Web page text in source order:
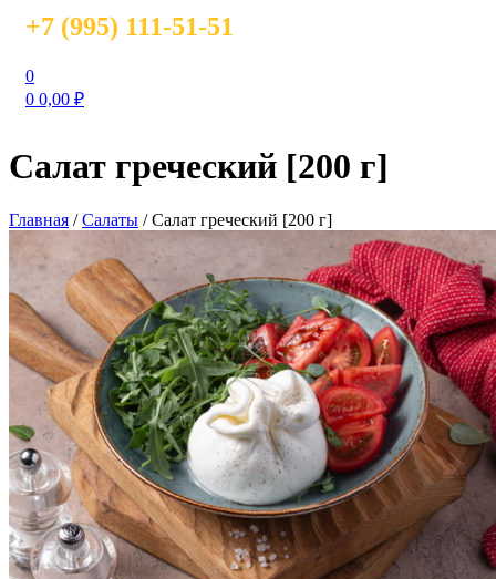
+7 (995) 111-51-51
0
0 0,00 ₽
Салат греческий [200 г]
Главная /Салаты /Салат греческий [200 г]